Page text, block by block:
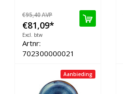
€95,40AVP
€81,09*
Excl. btw
Artnr:
702300000021
Aanbieding